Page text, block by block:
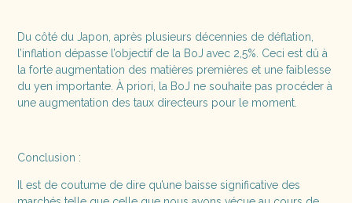
Du côté du Japon, après plusieurs décennies de déflation,
l’inflation dépasse l’objectif de la BoJ avec 2,5%. Ceci est dû à
la forte augmentation des matières premières et une faiblesse
du yen importante. À priori, la BoJ ne souhaite pas procéder à
une augmentation des taux directeurs pour le moment.
Conclusion :
Il est de coutume de dire qu’une baisse significative des